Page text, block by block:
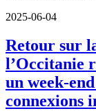
2025-06-04
Retour sur
l’Occitanie
un week-
connexions